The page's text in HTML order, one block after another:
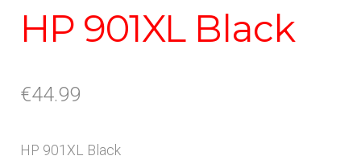
HP 901XL Black
€44.99
HP 901XL Black